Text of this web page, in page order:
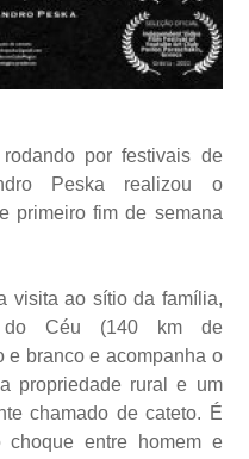
por festivais de
Peska realizou o
primeiro fim de semana
visita ao sítio da família,
Céu (140 km de
e branco e acompanha o
propriedade rural e um
chamado de cateto. É
entre homem e